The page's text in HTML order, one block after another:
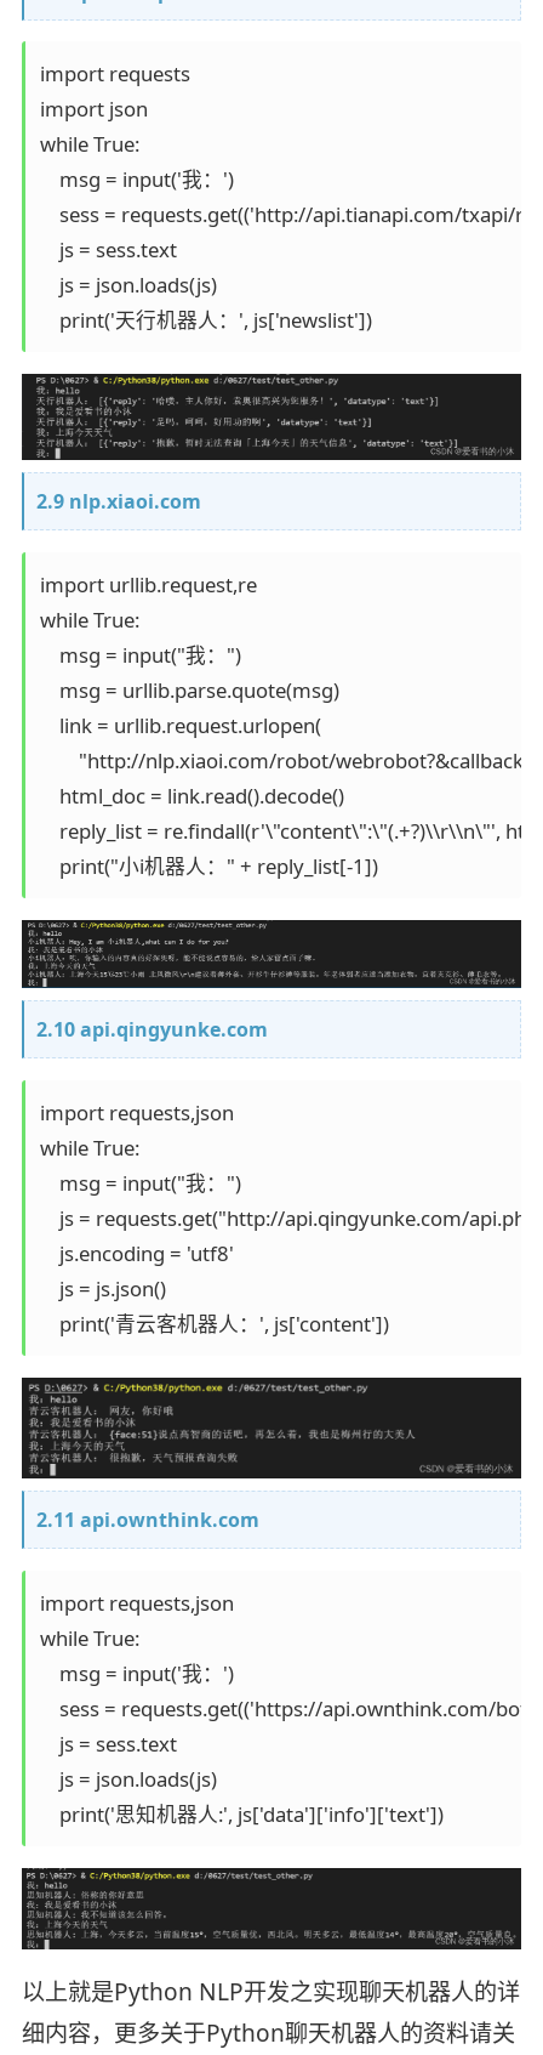
import requests
import json
while True:
    msg = input('我：')
sess = requests.get(('http://api.tianapi.com/
    js = sess.text
    js = json.loads(js)
    print('天行机器人：', js['newslist'])
2.9 nlp.xiaoi.com
import urllib.request,re
while True:
    msg = input("我：")
    msg = urllib.parse.quote(msg)
    link = urllib.request.urlopen(
"http://nlp.xiaoi.com/robot/
    html_doc = link.read().decode()
reply_list = re.findall(r'\"content\":\"(.+?)\\r\\n\"',
    print("小i机器人：" + reply_list[-1])
2.10 api.qingyunke.com
import requests,json
while True:
    msg = input("我：")
js = requests.get("http://api.qingyunke.com/
    js.encoding = 'utf8'
    js = js.json()
    print('青云客机器人：', js['content'])
2.11 api.ownthink.com
import requests,json
while True:
    msg = input('我：')
sess = requests.get(('https://api.ownthink.com/
    js = sess.text
    js = json.loads(js)
    print('思知机器人:', js['data']['info']['text'])
以上就是Python NLP开发之实现聊天机器人的详
细内容，更多关于Python聊天机器人的资料请关